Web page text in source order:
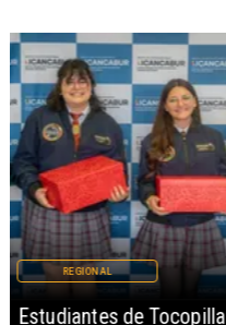
Estudiantes de Tocopilla
REGIONAL